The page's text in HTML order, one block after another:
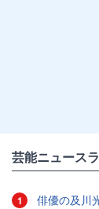
芸能ニュース
1 俳優の及川